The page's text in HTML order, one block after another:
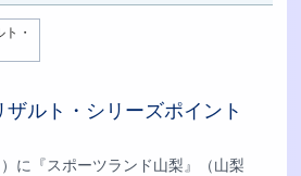
・
ルト・シリーズポイント
に『スポーツランド山梨』（山梨